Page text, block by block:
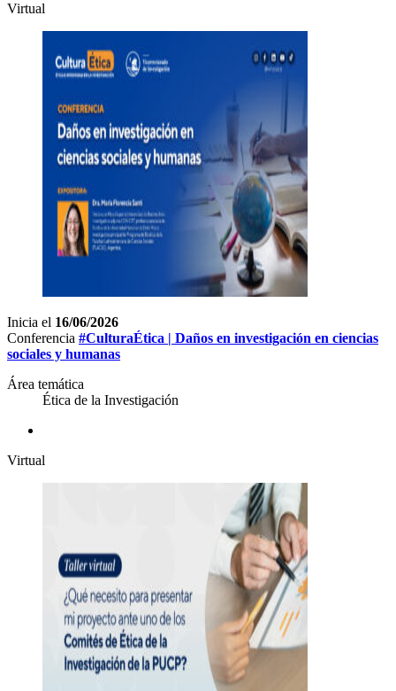
Virtual
Inicia el 16/06/2026
Conferencia #CulturaÉtica | Daños en investigación en ciencias
sociales y humanas
Área temática
Ética de la Investigación
Virtual